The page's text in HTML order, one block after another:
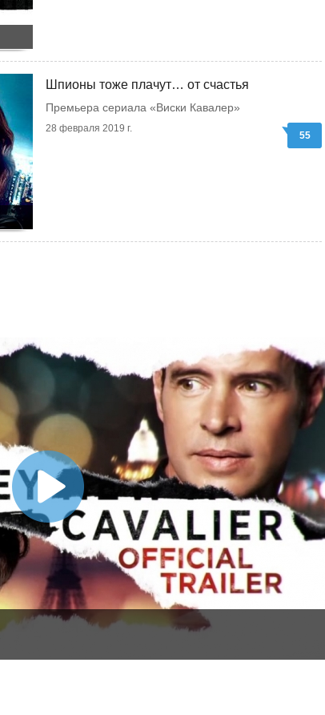
Шпионы тоже плачут… от счастья
Премьера сериала «Виски Кавалер»
28 февраля 2019 г.
55